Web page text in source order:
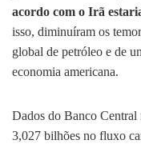
acordo com o Irã
isso, diminuíram os
global de petróleo e de
economia americana.
Dados do Banco Central
3,027 bilhões no fluxo